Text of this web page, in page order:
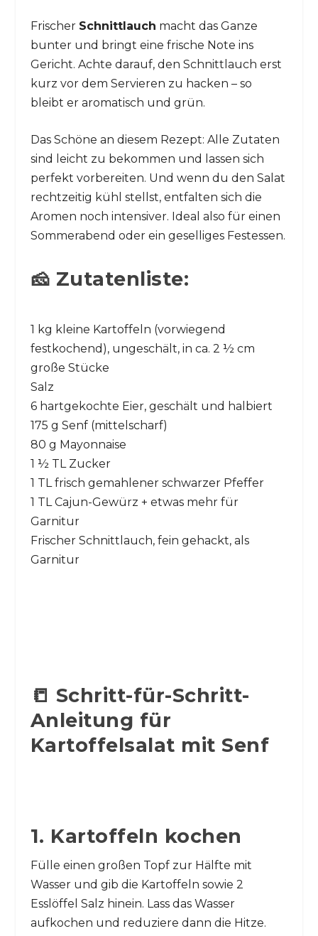
Frischer Schnittlauch macht das Ganze
bunter und bringt eine frische Note ins
Gericht. Achte darauf, den Schnittlauch erst
kurz vor dem Servieren zu hacken – so
bleibt er aromatisch und grün.
Das Schöne an diesem Rezept: Alle Zutaten
sind leicht zu bekommen und lassen sich
perfekt vorbereiten. Und wenn du den Salat
rechtzeitig kühl stellst, entfalten sich die
Aromen noch intensiver. Ideal also für einen
Sommerabend oder ein geselliges Festessen.
🧀 Zutatenliste:
1 kg kleine Kartoffeln (vorwiegend
festkochend), ungeschält, in ca. 2 ½ cm
große Stücke
Salz
6 hartgekochte Eier, geschält und halbiert
175 g Senf (mittelscharf)
80 g Mayonnaise
1 ½ TL Zucker
1 TL frisch gemahlener schwarzer Pfeffer
1 TL Cajun-Gewürz + etwas mehr für
Garnitur
Frischer Schnittlauch, fein gehackt, als
Garnitur
📒 Schritt-für-Schritt-
Anleitung für
Kartoffelsalat mit Senf
1. Kartoffeln kochen
Fülle einen großen Topf zur Hälfte mit
Wasser und gib die Kartoffeln sowie 2
Esslöffel Salz hinein. Lass das Wasser
aufkochen und reduziere dann die Hitze.